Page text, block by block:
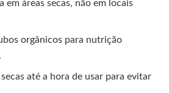
em áreas secas, não em locais
orgânicos para nutrição
até a hora de usar para evitar